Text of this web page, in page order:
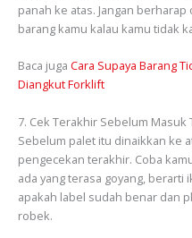
panah ke atas. Jangan
barang kamu kalau kamu tidak
Baca juga Cara Supaya Barang
Diangkut Forklift
7. Cek Terakhir Sebelum Masuk
Sebelum palet itu dinaikkan ke
pengecekan terakhir. Coba
ada yang terasa goyang, berarti
apakah label sudah benar dan
robek.